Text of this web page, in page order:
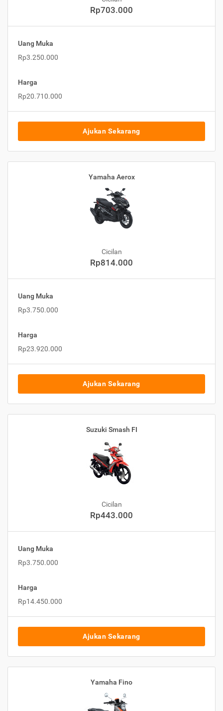
Rp703.000
Uang Muka
Rp3.250.000
Harga
Rp20.710.000
Ajukan Sekarang
Yamaha Aerox
Cicilan
Rp814.000
Uang Muka
Rp3.750.000
Harga
Rp23.920.000
Ajukan Sekarang
Suzuki Smash FI
Cicilan
Rp443.000
Uang Muka
Rp3.750.000
Harga
Rp14.450.000
Ajukan Sekarang
Yamaha Fino